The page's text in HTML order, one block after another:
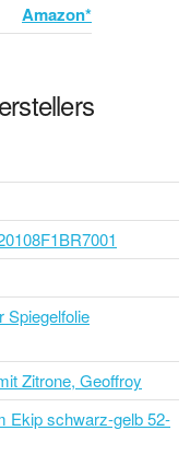
Amazon*
Spiegelfolie
Zitrone, Geoffroy
Ekip schwarz-gelb 52-